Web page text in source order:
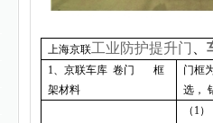
上海京联工业防护提升门 、
1、京联车库 卷门 框
架材料
门框
选，
（ 1